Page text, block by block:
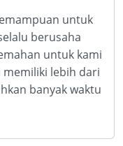
untuk
berusaha
untuk kami
memiliki lebih dari
banyak waktu